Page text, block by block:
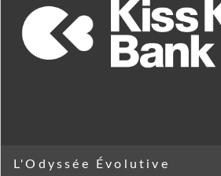
L'Odyssée Évolutive